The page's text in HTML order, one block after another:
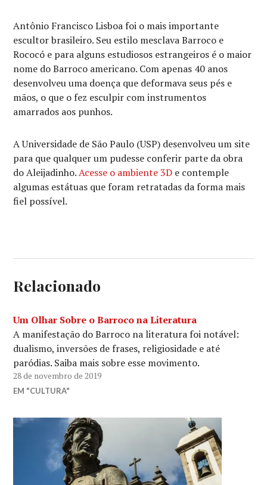
Antônio Francisco Lisboa foi o mais importante
escultor brasileiro. Seu estilo mesclava Barroco e
Rococó e para alguns estudiosos estrangeiros é o maior
nome do Barroco americano. Com apenas 40 anos
desenvolveu uma doença que deformava seus pés e
mãos, o que o fez esculpir com instrumentos
amarrados aos punhos.
A Universidade de São Paulo (USP) desenvolveu um site
para que qualquer um pudesse conferir parte da obra
do Aleijadinho.Acesse o ambiente 3D e contemple
algumas estátuas que foram retratadas da forma mais
fiel possível.
Relacionado
Um Olhar Sobre o Barroco na Literatura
A manifestação do Barroco na literatura foi notável:
dualismo, inversões de frases, religiosidade e até
paródias. Saiba mais sobre esse movimento.
28 de novembro de 2019
EM "CULTURA"